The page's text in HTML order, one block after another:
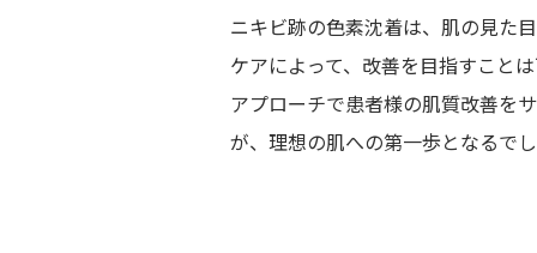
ニキビ跡の色素沈着は、肌の見た
ケアによって、改善を目指すこと
アプローチで患者様の肌質改善を
が、理想の肌への第一歩となるで